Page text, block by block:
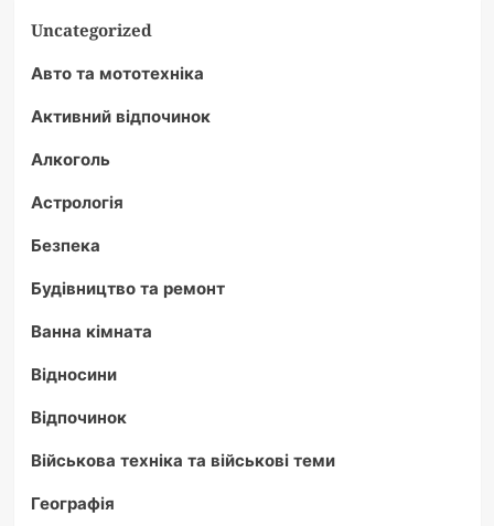
Uncategorized
Авто та мототехніка
Активний відпочинок
Алкоголь
Астрологія
Безпека
Будівництво та ремонт
Ванна кімната
Відносини
Відпочинок
Військова техніка та військові теми
Географія